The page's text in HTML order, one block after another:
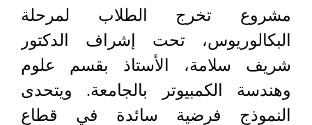
مشروع تخرج الطلاب لمرحلة
البكالوريوس، تحت إشراف الدكتور
شريف سلامة، الأستاذ بقسم علوم
وهندسة الكمبيوتر بالجامعة. ويتحدى
النموذج فرضية سائدة في قطاع